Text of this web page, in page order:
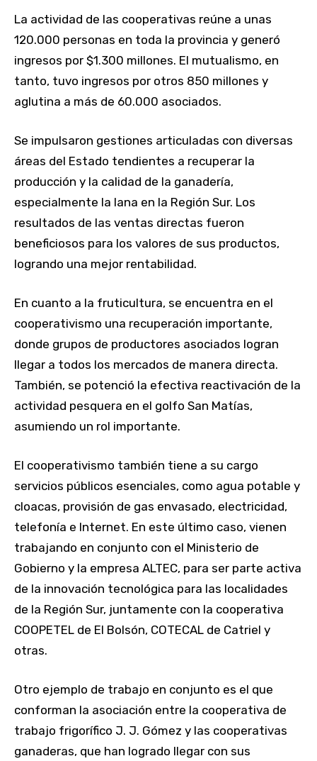
La actividad de las cooperativas reúne a unas
120.000 personas en toda la provincia y generó
ingresos por $1.300 millones. El mutualismo, en
tanto, tuvo ingresos por otros 850 millones y
aglutina a más de 60.000 asociados.
Se impulsaron gestiones articuladas con diversas
áreas del Estado tendientes a recuperar la
producción y la calidad de la ganadería,
especialmente la lana en la Región Sur. Los
resultados de las ventas directas fueron
beneficiosos para los valores de sus productos,
logrando una mejor rentabilidad.
En cuanto a la fruticultura, se encuentra en el
cooperativismo una recuperación importante,
donde grupos de productores asociados logran
llegar a todos los mercados de manera directa.
También, se potenció la efectiva reactivación de la
actividad pesquera en el golfo San Matías,
asumiendo un rol importante.
El cooperativismo también tiene a su cargo
servicios públicos esenciales, como agua potable y
cloacas, provisión de gas envasado, electricidad,
telefonía e Internet. En este último caso, vienen
trabajando en conjunto con el Ministerio de
Gobierno y la empresa ALTEC, para ser parte activa
de la innovación tecnológica para las localidades
de la Región Sur, juntamente con la cooperativa
COOPETEL de El Bolsón, COTECAL de Catriel y
otras.
Otro ejemplo de trabajo en conjunto es el que
conforman la asociación entre la cooperativa de
trabajo frigorífico J. J. Gómez y las cooperativas
ganaderas, que han logrado llegar con sus